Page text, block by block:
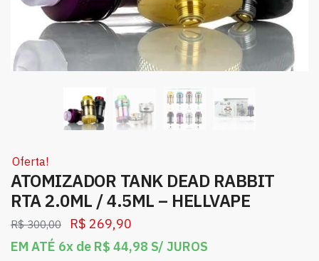
Oferta!
ATOMIZADOR TANK DEAD RABBIT
RTA 2.0ML / 4.5ML – HELLVAPE
R$300,00 R$ 269,90
EM ATÉ 6x de R$ 44,98 S/ JUROS